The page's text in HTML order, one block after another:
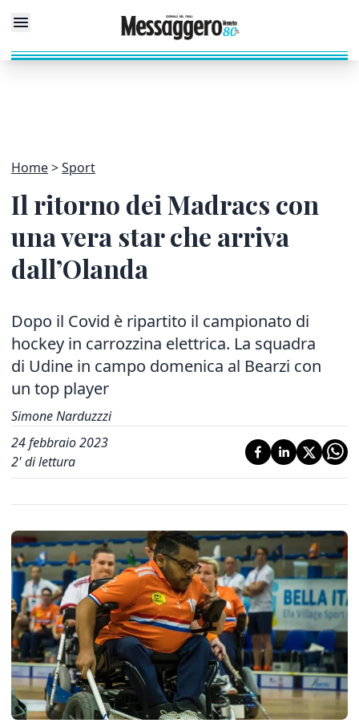
Home Sport
Il ritorno dei Madracs con
una vera star che arriva
dall’Olanda
Dopo il Covid è ripartito il campionato di
hockey in carrozzina elettrica. La squadra
di Udine in campo domenica al Bearzi con
un top player
Simone Narduzzzi
24 febbraio 2023
2' di lettura